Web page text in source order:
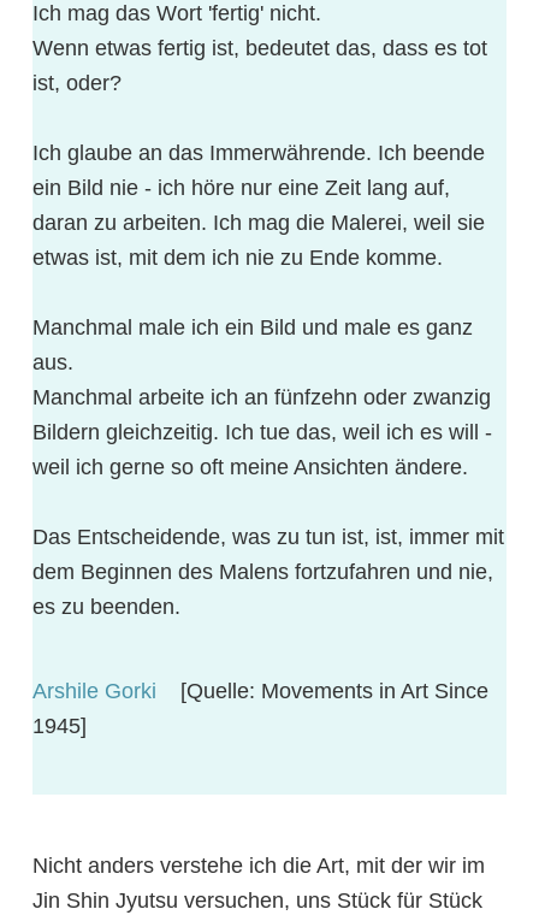
Ich mag das Wort 'fertig' nicht.
Wenn etwas fertig ist, bedeutet das, dass es tot
ist, oder?
Ich glaube an das Immerwährende. Ich beende
ein Bild nie - ich höre nur eine Zeit lang auf,
daran zu arbeiten. Ich mag die Malerei, weil sie
etwas ist, mit dem ich nie zu Ende komme.
Manchmal male ich ein Bild und male es ganz
aus.
Manchmal arbeite ich an fünfzehn oder zwanzig
Bildern gleichzeitig. Ich tue das, weil ich es will -
weil ich gerne so oft meine Ansichten ändere.
Das Entscheidende, was zu tun ist, ist, immer mit
dem Beginnen des Malens fortzufahren und nie,
es zu beenden.
Arshile Gorki
[Quelle: Movements in Art Since
1945]
Nicht anders verstehe ich die Art, mit der wir im
Jin Shin Jyutsu versuchen, uns Stück für Stück